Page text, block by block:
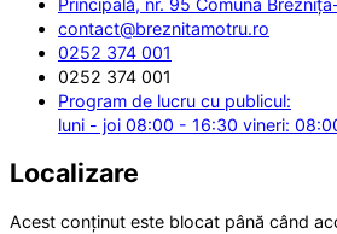
contact@breznitamotru.ro
0252 374 001
0252 374 001
Program de lucru cu publicul:
luni - joi 08:00 - 16:30 vineri:
Localizare
Acest conținut este blocat până când